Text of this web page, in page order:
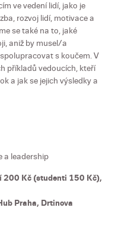
ve vedení lidí, jako je
rozvoj lidí, motivace a
se také na to, jaké
aniž by musel/a
s koučem. V
příkladů vedoucích, kteří
a jak se jejich výsledky a
leadership
200 Kč (studenti 150 Kč),
Praha, Drtinova